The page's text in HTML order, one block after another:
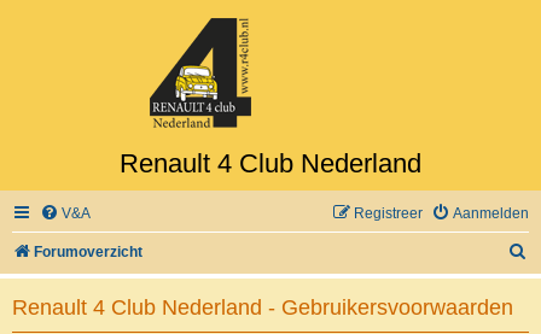
Renault 4 Club Nederland
V&A Aanmelden
Registreer
Forumoverzicht
o
Renault 4 Club Nederland - Gebruikersvoorwaarden